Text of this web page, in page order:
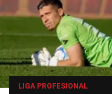
LIGA PROFESIONAL